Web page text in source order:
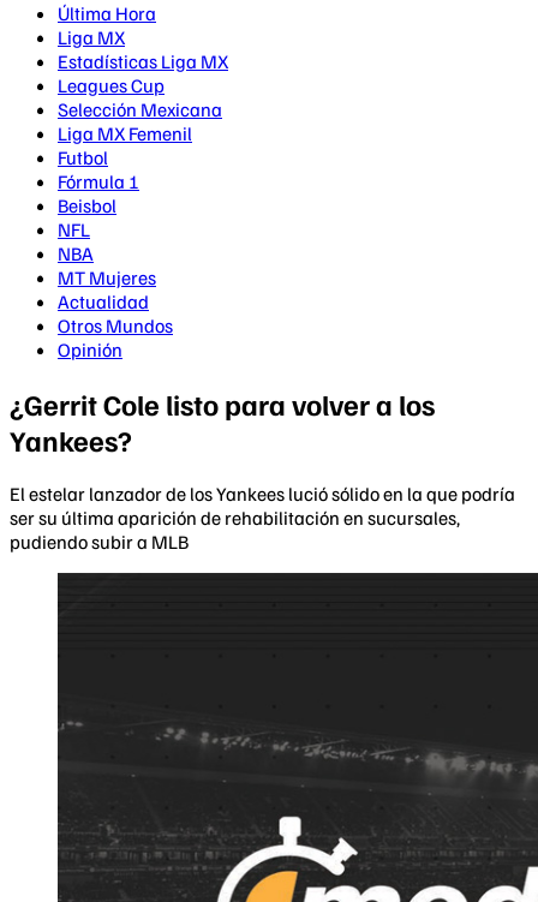
Última Hora
Liga MX
Estadísticas Liga MX
Leagues Cup
Selección Mexicana
Liga MX Femenil
Futbol
Fórmula 1
Beisbol
NFL
NBA
MT Mujeres
Actualidad
Otros Mundos
Opinión
¿Gerrit Cole listo para volver a los
Yankees?
El estelar lanzador de los Yankees lució sólido en la que podría
ser su última aparición de rehabilitación en sucursales,
pudiendo subir a MLB